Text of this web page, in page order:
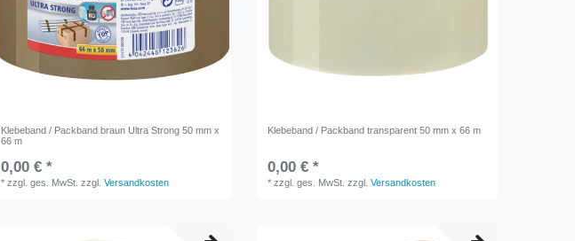
Klebeband / Packband braun Ultra Strong 50 mm x
66 m
0,00 € *
*zzgl. ges. MwSt. zzgl.Versandkosten
Klebeband / Packband transparent 50 mm x 66 m
0,00 € *
*zzgl. ges. MwSt. zzgl.Versandkosten